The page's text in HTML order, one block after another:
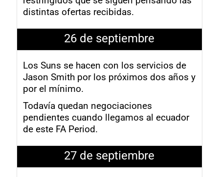
distintas ofertas recibidas.
26 de septiembre
Los Suns se hacen con los servicios de
Jason Smith por los próximos dos años y
por el mínimo.
Todavía quedan negociaciones
pendientes cuando llegamos al ecuador
de este FA Period.
27 de septiembre